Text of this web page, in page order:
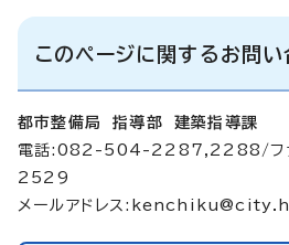
このページに関するお問
都市整備局 指導部 建築指導課
電話:082-504-2287,2288/フ
2529
メールアドレス: